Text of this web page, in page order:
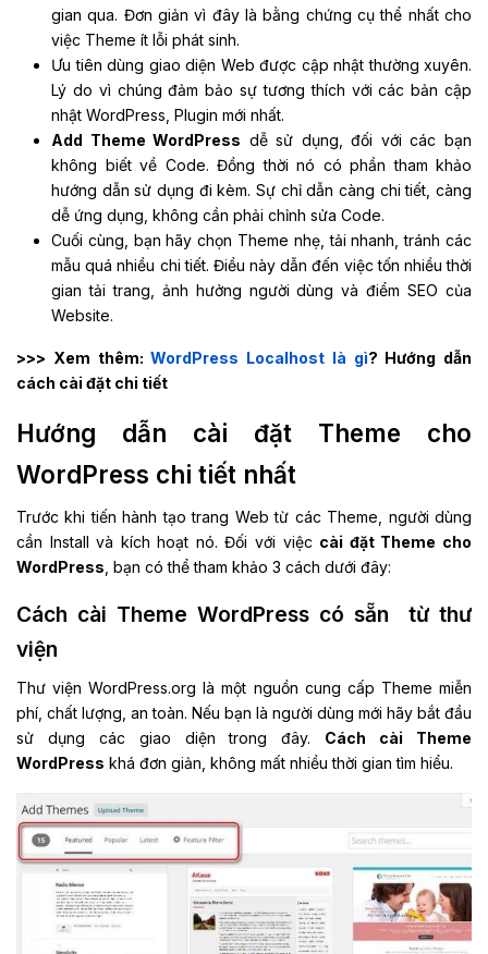
gian qua. Đơn giản vì đây là bằng chứng cụ thể nhất cho
việc Theme ít lỗi phát sinh.
Ưu tiên dùng giao diện Web được cập nhật thường xuyên.
Lý do vì chúng đảm bảo sự tương thích với các bản cập
nhật WordPress, Plugin mới nhất.
Add Theme WordPress dễ sử dụng, đối với các bạn
không biết về Code. Đồng thời nó có phần tham khảo
hướng dẫn sử dụng đi kèm. Sự chỉ dẫn càng chi tiết, càng
dễ ứng dụng, không cần phải chỉnh sửa Code.
Cuối cùng, bạn hãy chọn Theme nhẹ, tải nhanh, tránh các
mẫu quá nhiều chi tiết. Điều này dẫn đến việc tốn nhiều thời
gian tải trang, ảnh hưởng người dùng và điểm SEO của
Website.
>>> Xem thêm:WordPress Localhost là gì? Hướng dẫn
cách cài đặt chi tiết
Hướng dẫn cài đặt Theme cho
WordPress chi tiết nhất
Trước khi tiến hành tạo trang Web từ các Theme, người dùng
cần Install và kích hoạt nó. Đối với việc cài đặt Theme cho
WordPress , bạn có thể tham khảo 3 cách dưới đây:
Cách cài Theme WordPress có sẵn từ thư
viện
Thư viện WordPress.org là một nguồn cung cấp Theme miễn
phí, chất lượng, an toàn. Nếu bạn là người dùng mới hãy bắt đầu
sử dụng các giao diện trong đây. Cách cài Theme
WordPress khá đơn giản, không mất nhiều thời gian tìm hiểu.